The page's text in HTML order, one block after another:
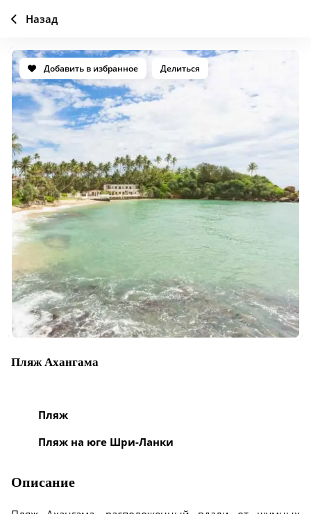
Добавить в избранное Делиться
Пляж Ахангама
Пляж
Пляж на юге Шри-Ланки
Описание
Назад